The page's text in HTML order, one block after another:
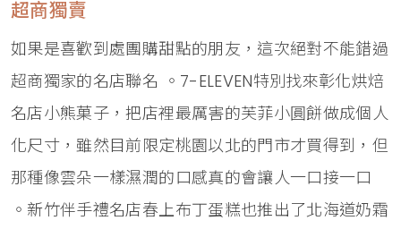
超商獨賣
如果是喜歡到處團購甜點的朋友，這次絕對不能錯過
超商獨家的名店聯名 。7-ELEVEN特別找來彰化烘焙
名店小熊菓子，把店裡最厲害的芙菲小圓餅做成個人
化尺寸，雖然目前限定桃園以北的門市才買得到，但
那種像雲朵一樣濕潤的口感真的會讓人一口接一口
。新竹伴手禮名店春上布丁蛋糕也推出了北海道奶霜